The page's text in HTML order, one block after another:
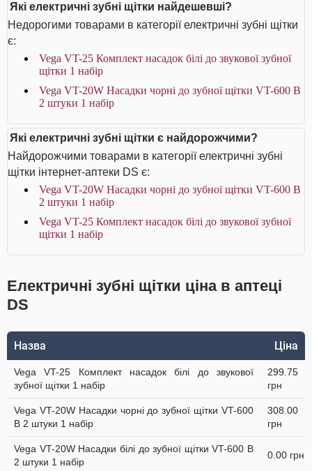
Які електричні зубні щітки найдешевші?
Недорогими товарами в категорії електричні зубні щітки
є:
Vega VT-25 Комплект насадок білі до звукової зубної
щітки 1 набір
Vega VT-20W Насадки чорні до зубної щітки VT-600 В
2 штуки 1 набір
Які електричні зубні щітки є найдорожчими?
Найдорожчими товарами в категорії електричні зубні
щітки інтернет-аптеки DS є:
Vega VT-20W Насадки чорні до зубної щітки VT-600 В
2 штуки 1 набір
Vega VT-25 Комплект насадок білі до звукової зубної
щітки 1 набір
Електричні зубні щітки ціна в аптеці
DS
Назва Ціна
Vega VT-25 Комплект насадок білі до звукової
зубної щітки 1 набір
299.75
грн
Vega VT-20W Насадки чорні до зубної щітки VT-600
В 2 штуки 1 набір
308.00
грн
Vega VT-20W Насадки білі до зубної щітки VT-600 В
2 штуки 1 набір
0.00 грн